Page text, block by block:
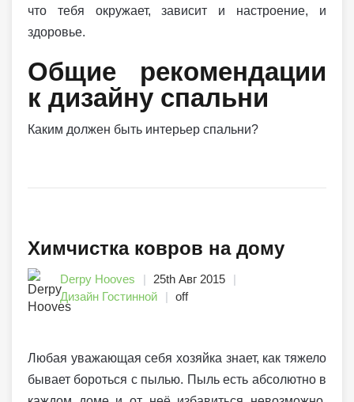
что тебя окружает, зависит и настроение, и
здоровье.
Общие рекомендации
к дизайну спальни
Каким должен быть интерьер спальни?
Химчистка ковров на дому
Derpy Hooves
25th Авг 2015
Дизайн Гостинной
off
Любая уважающая себя хозяйка знает, как тяжело
бывает бороться с пылью. Пыль есть абсолютно в